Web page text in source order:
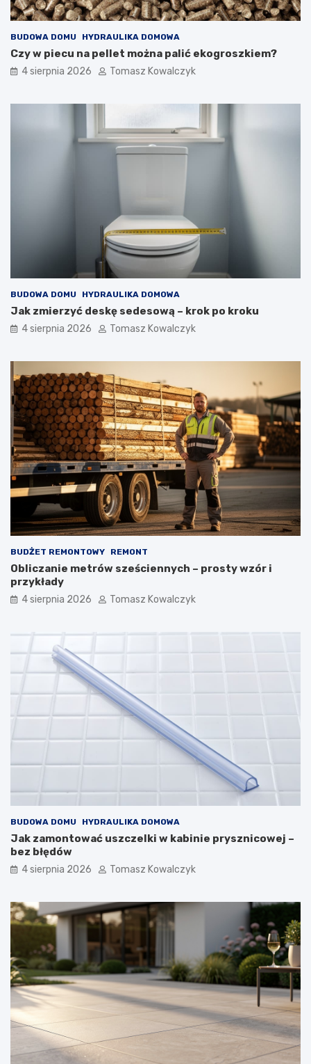
BUDOWA DOMU HYDRAULIKA DOMOWA
Czy w piecu na pellet można palić ekogroszkiem?
4 sierpnia 2026 Tomasz Kowalczyk
BUDOWA DOMU HYDRAULIKA DOMOWA
Jak zmierzyć deskę sedesową – krok po kroku
4 sierpnia 2026 Tomasz Kowalczyk
BUDŻET REMONTOWY REMONT
Obliczanie metrów sześciennych – prosty wzór i
przykłady
4 sierpnia 2026 Tomasz Kowalczyk
BUDOWA DOMU HYDRAULIKA DOMOWA
Jak zamontować uszczelki w kabinie prysznicowej –
bez błędów
4 sierpnia 2026 Tomasz Kowalczyk